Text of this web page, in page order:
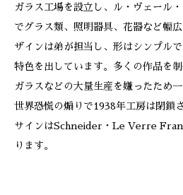
ガラス工場を設立し、ル・ヴェール
でグラス類、照明器具、花器など幅
ザインは弟が担当し、形はシンプル
特色を出しています。多くの作品を
ガラスなどの大量生産を嫌ったため
世界恐慌の煽りで1938年工房は閉鎖
サインはSchneider・Le Verre
ります。